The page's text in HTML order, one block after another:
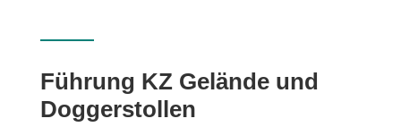
Führung KZ Gelände und
Doggerstollen